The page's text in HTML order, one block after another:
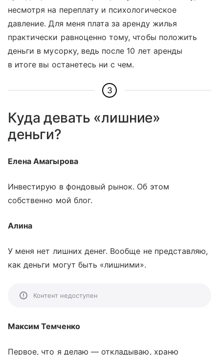
несмотря на переплату и психологическое
давление. Для меня плата за аренду жилья
практически равноценно тому, чтобы положить
деньги в мусорку, ведь после 10 лет аренды
в итоге вы останетесь ни с чем.
3
Куда девать «лишние»
деньги?
Елена Амагырова
Инвестирую в фондовый рынок. Об этом
собственно мой блог.
Алина
У меня нет лишних денег. Вообще не представляю,
как деньги могут быть «лишними».
Контент недоступен
Максим Темченко
Первое, что я делаю — откладываю, храню